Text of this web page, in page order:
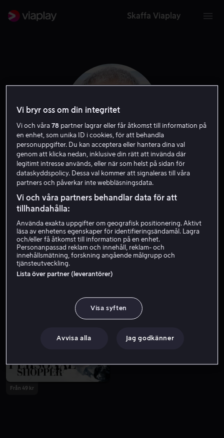
Skaffa Viaplay
Olivier Assayas
Regissör
Från 49 kr
Från 49 kr
Vi bryr oss om din integritet
Vi och våra78 partner lagrar eller får åtkomst till information på
en enhet, som unika ID i cookies, för att behandla
personuppgifter. Du kan acceptera eller hantera dina val
genom att klicka nedan, inklusive din rätt att invända där
legitimt intresse används, eller när som helst på sidan för
dataskyddspolicy. Dessa val kommer att signaleras till våra
partners och påverkar inte webbläsningsdata.
Vi och våra partners behandlar data för att
tillhandahålla:
Använda exakta uppgifter om geografisk positionering. Aktivt
läsa av enhetens egenskaper för identifieringsändamål. Lagra
och/eller få åtkomst till information på en enhet.
Personanpassad reklam och innehåll, reklam- och
innehållsmätning, forskning angående målgrupp och
tjänsteutveckling.
Lista över partner (leverantörer)
Visa syften
Avvisa alla Jag godkänner